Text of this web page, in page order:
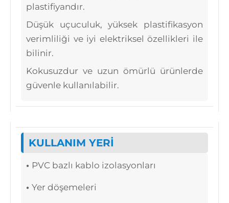
plastifiyandır.
Düşük uçuculuk, yüksek plastifikasyon
verimliliği ve iyi elektriksel özellikleri ile
bilinir.
Kokusuzdur ve uzun ömürlü ürünlerde
güvenle kullanılabilir.
KULLANIM YERİ
• PVC bazlı kablo izolasyonları
• Yer döşemeleri